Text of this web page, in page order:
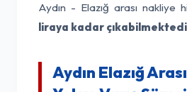
Aydın - Elazığ arası nakliye
liraya kadar
Aydın Elazığ